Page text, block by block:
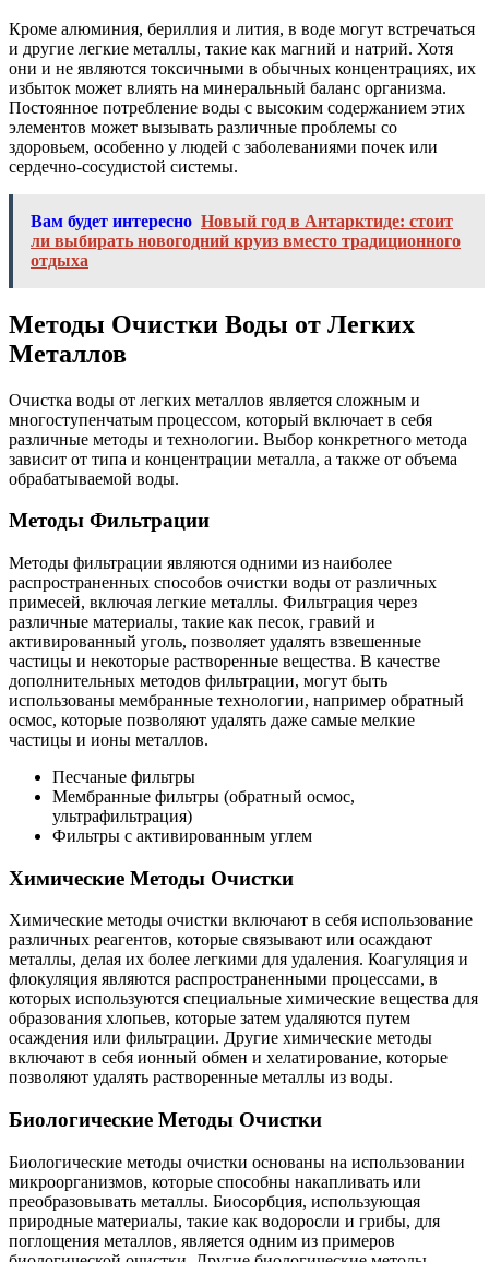
Кроме алюминия, бериллия и лития, в воде могут встречаться
и другие легкие металлы, такие как магний и натрий. Хотя
они и не являются токсичными в обычных концентрациях, их
избыток может влиять на минеральный баланс организма.
Постоянное потребление воды с высоким содержанием этих
элементов может вызывать различные проблемы со
здоровьем, особенно у людей с заболеваниями почек или
сердечно-сосудистой системы.
Вам будет интересно Новый год в Антарктиде: стоит
ли выбирать новогодний круиз вместо традиционного
отдыха
Методы Очистки Воды от Легких
Металлов
Очистка воды от легких металлов является сложным и
многоступенчатым процессом, который включает в себя
различные методы и технологии. Выбор конкретного метода
зависит от типа и концентрации металла, а также от объема
обрабатываемой воды.
Методы Фильтрации
Методы фильтрации являются одними из наиболее
распространенных способов очистки воды от различных
примесей, включая легкие металлы. Фильтрация через
различные материалы, такие как песок, гравий и
активированный уголь, позволяет удалять взвешенные
частицы и некоторые растворенные вещества. В качестве
дополнительных методов фильтрации, могут быть
использованы мембранные технологии, например обратный
осмос, которые позволяют удалять даже самые мелкие
частицы и ионы металлов.
Песчаные фильтры
Мембранные фильтры (обратный осмос,
ультрафильтрация)
Фильтры с активированным углем
Химические Методы Очистки
Химические методы очистки включают в себя использование
различных реагентов, которые связывают или осаждают
металлы, делая их более легкими для удаления. Коагуляция и
флокуляция являются распространенными процессами, в
которых используются специальные химические вещества для
образования хлопьев, которые затем удаляются путем
осаждения или фильтрации. Другие химические методы
включают в себя ионный обмен и хелатирование, которые
позволяют удалять растворенные металлы из воды.
Биологические Методы Очистки
Биологические методы очистки основаны на использовании
микроорганизмов, которые способны накапливать или
преобразовывать металлы. Биосорбция, использующая
природные материалы, такие как водоросли и грибы, для
поглощения металлов, является одним из примеров